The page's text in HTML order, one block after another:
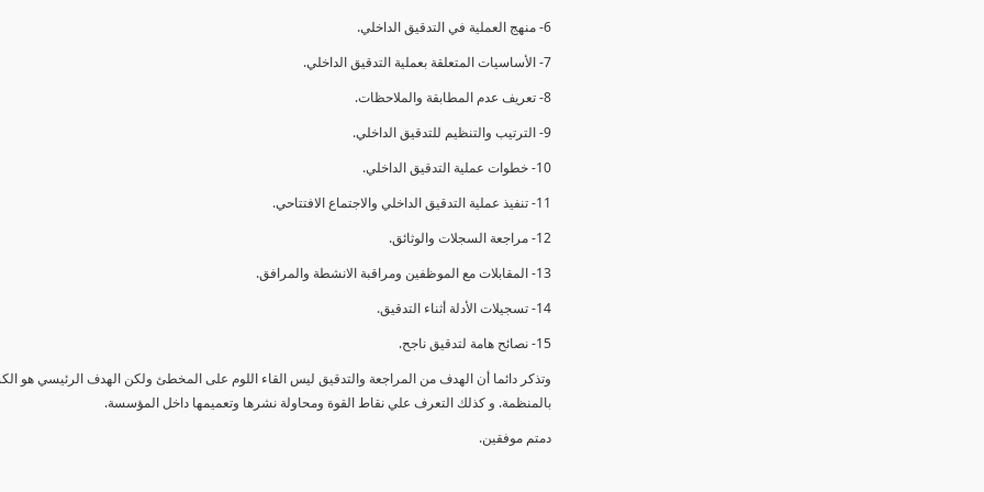
6- منهج العملية في التدقيق الداخلي.
7- الأساسيات المتعلقة بعملية التدقيق الداخلي.
8- تعريف عدم المطابقة والملاحظات.
9- الترتيب والتنظيم للتدقيق الداخلي.
10- خطوات عملية التدقيق الداخلي.
11- تنفيذ عملية التدقيق الداخلي والاجتماع الافتتاحي.
12- مراجعة السجلات والوثائق.
13- المقابلات مع الموظفين ومراقبة الانشطة والمرافق.
14- تسجيلات الأدلة أثناء التدقيق.
15- نصائح هامة لتدقيق ناجح.
وتذكر دائما أن الهدف من المراجعة والتدقيق ليس القاء اللوم على المخطئ ولكن الهدف الرئيسي هو
بالمنظمة. و كذلك التعرف علي نقاط القوة ومحاولة نشرها وتعميمها داخل المؤسسة.
دمتم موفقين.